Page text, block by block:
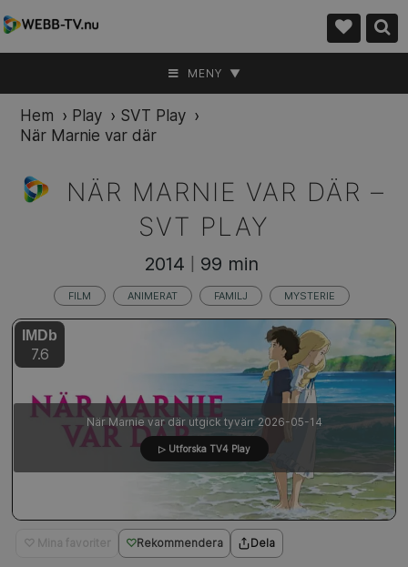
MENY ▼
Hem › Play › SVT Play ›
När Marnie var där
NÄR MARNIE VAR DÄR –
SVT PLAY
♡ Mina favoriter Rekommendera Dela
När Marnie var där utgick tyvärr 2026-05-14
▷ Utforska TV4 Play
2014 99 min
FILM ANIMERAT FAMILJ MYSTERIE
IMDb
7.6